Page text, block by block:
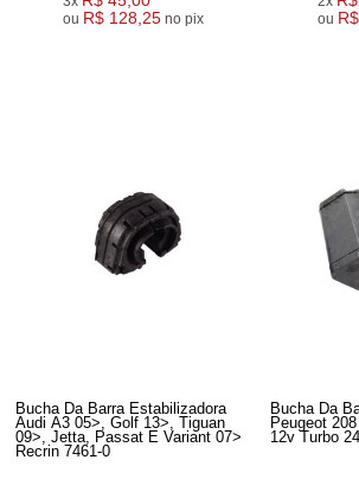
ou R$ 128,25 no pix ou
Bucha Da Barra Estabilizadora
Audi A3 05>, Golf 13>, Tiguan
09>, Jetta, Passat E Variant 07>
Recrin 7461-0
Bucha Da
Peugeot